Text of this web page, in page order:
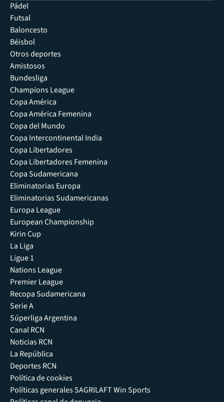
Pádel
Futsal
Baloncesto
Béisbol
Otros deportes
Amistosos
Bundesliga
Champions League
Copa América
Copa América Femenina
Copa del Mundo
Copa Intercontinental India
Copa Libertadores
Copa Libertadores Femenina
Copa Sudamericana
Eliminatorias Europa
Eliminatorias Sudamericanas
Europa League
European Championship
Kirin Cup
La Liga
Ligue 1
Nations League
Premier League
Recopa Sudamericana
Serie A
Súperliga Argentina
Canal RCN
Noticias RCN
La República
Deportes RCN
Política de cookies
Políticas generales SAGRILAFT Win Sports